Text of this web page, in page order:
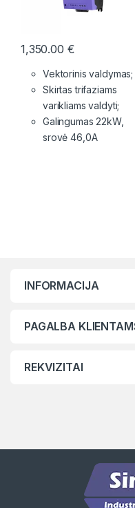
1,350.00 €
Vektorinis valdymas;
Skirtas trifaziams
varikliams valdyti;
Galingumas 22kW,
srovė 46,0A
INFORMACIJA
PAGALBA
REKVIZITAI